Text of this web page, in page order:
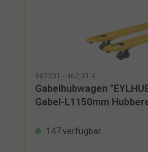
967201 - 462,91 €
Gabelhubwagen
Gabel-L1150mm
147 verfügbar